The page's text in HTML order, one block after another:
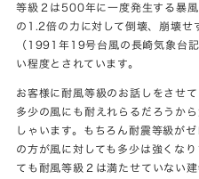
等級２は500年に一度発生する暴
の1.2倍の力に対して倒壊、崩壊せ
（1991年19号台風の長崎気象台
い程度とされています。
お客様に耐風等級のお話しをさせ
多少の風にも耐えれらるだろうか
しゃいます。もちろん耐震等級が
の方が風に対しても多少は強くな
ても耐風等級２は満たせていない